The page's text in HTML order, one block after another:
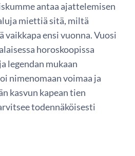
antaa ajattelemisen
miettiä sitä, miltä
vaikkapa ensi vuonna. Vuosi
horoskoopissa
legendan mukaan
nimenomaan voimaa ja
kasvun kapean tien
todennäköisesti